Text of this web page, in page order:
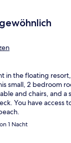
in the floating
small, 2 bedroom
and chairs, and a
You have access
1 Nacht